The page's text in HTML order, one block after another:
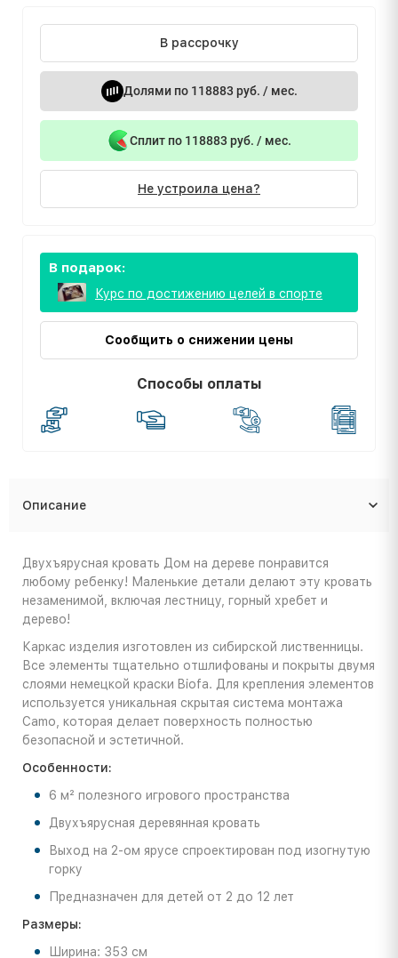
В рассрочку
Долями по 118883 руб. / мес.
Сплит по 118883 руб. / мес.
Не устроила цена?
В подарок:
Курс по достижению целей в спорте
Сообщить о снижении цены
Способы оплаты
Описание
Двухъярусная кровать Дом на дереве понравится
любому ребенку! Маленькие детали делают эту кровать
незаменимой, включая лестницу, горный хребет и
дерево!
Каркас изделия изготовлен из сибирской лиственницы.
Все элементы тщательно отшлифованы и покрыты двумя
слоями немецкой краски Biofa. Для крепления элементов
используется уникальная скрытая система монтажа
Camo, которая делает поверхность полностью
безопасной и эстетичной.
Особенности:
6 м² полезного игрового пространства
Двухъярусная деревянная кровать
Выход на 2-ом ярусе спроектирован под изогнутую
горку
Предназначен для детей от 2 до 12 лет
Размеры:
Ширина: 353 см